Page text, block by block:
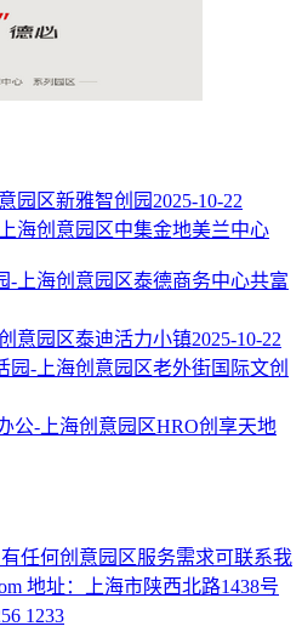
新雅智创园 2025-10-22
中集金地美兰中心
泰德商务中心共富
泰迪活力小镇2025-10-22
老外街国际文创
HRO创享天地
任何创意园区服务需求可联系我
地址：上海市陕西北路1438号
1233